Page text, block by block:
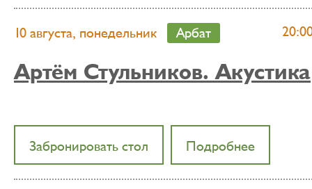
10 августа, понедельник Арбат
Артём Стульников. Акустика
Забронировать стол Подробнее